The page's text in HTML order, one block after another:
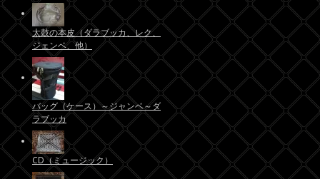
太鼓の本皮（ダラブッカ、レク、
ジェンベ、他）
バッグ（ケース）～ジャンベ～ダ
ラブッカ
CD（ミュージック）